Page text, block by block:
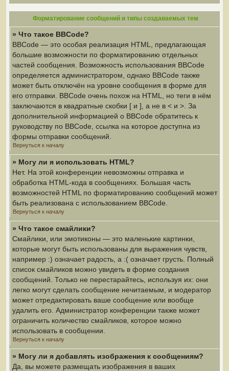
Форматирование сообщений и типы создаваемых тем
» Что такое BBCode?
BBCode — это особая реализация HTML, предлагающая
большие возможности по форматированию отдельных
частей сообщения. Возможность использования BBCode
определяется администратором, однако BBCode также
может быть отключён на уровне сообщения в форме для
его отправки. BBCode очень похож на HTML, но теги в нём
заключаются в квадратные скобки [ и ], а не в < и >. За
дополнительной информацией о BBCode обратитесь к
руководству по BBCode, ссылка на которое доступна из
формы отправки сообщений.
Вернуться к началу
» Могу ли я использовать HTML?
Нет. На этой конференции невозможны отправка и
обработка HTML-кода в сообщениях. Большая часть
возможностей HTML по форматированию сообщений может
быть реализована с использованием BBCode.
Вернуться к началу
» Что такое смайлики?
Смайлики, или эмотиконы — это маленькие картинки,
которые могут быть использованы для выражения чувств,
например :) означает радость, а :( означает грусть. Полный
список смайликов можно увидеть в форме создания
сообщений. Только не перестарайтесь, используя их: они
легко могут сделать сообщение нечитаемым, и модератор
может отредактировать ваше сообщение или вообще
удалить его. Администратор конференции также может
ограничить количество смайликов, которое можно
использовать в сообщении.
Вернуться к началу
» Могу ли я добавлять изображения к сообщениям?
Да, вы можете размещать изображения в ваших